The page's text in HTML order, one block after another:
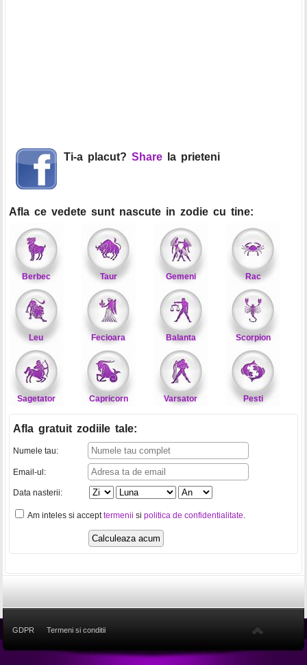
Ti-a placut? Share la prieteni
Afla ce vedete sunt nascute in zodie cu tine:
Berbec Taur Gemeni Rac
Leu Fecioara Balanta Scorpion
Sagetator Capricorn Varsator Pesti
Afla gratuit zodiile tale:
Numele tau:
Email-ul:
Data nasterii:
Am inteles si accepttermenii si politica de confidentialitate.
GDPR Termeni si conditii